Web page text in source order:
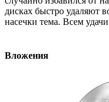
дисках быстро удаляют
насечки тема. Всем
Вложения